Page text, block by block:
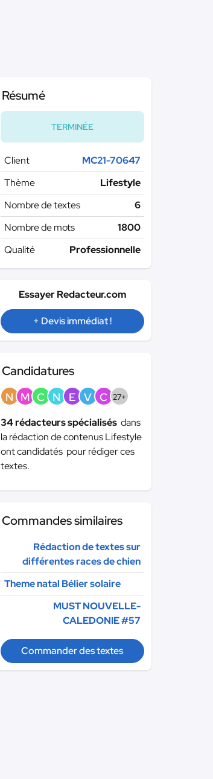
Résumé
TERMINÉE
Client
MC21-70647
Thème
Lifestyle
Nombre de textes
6
Nombre de mots
1800
Qualité
Professionnelle
Essayer Redacteur.com
+ Devis immédiat !
Candidatures
N M C N E V C 27+
34 rédacteurs spécialisés dans
la rédaction de contenus Lifestyle
ont candidatés pour rédiger ces
textes.
Commandes similaires
Rédaction de textes sur
différentes races de chien
Theme natal Bélier solaire
MUST NOUVELLE-
CALEDONIE #57
Commander des textes